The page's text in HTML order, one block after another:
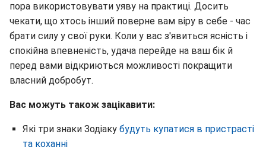
пора використовувати уяву на практиці. Досить
чекати, що хтось інший поверне вам віру в себе - час
брати силу у свої руки. Коли у вас з'явиться ясність і
спокійна впевненість, удача перейде на ваш бік й
перед вами відкриються можливості покращити
власний добробут.
Вас можуть також зацікавити:
Які три знаки Зодіаку будуть купатися в пристрасті
та коханні